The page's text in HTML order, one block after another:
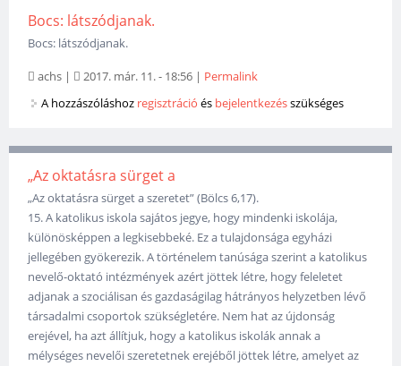
Bocs: látszódjanak.
Bocs: látszódjanak.
achs | 2017. már. 11. - 18:56 | Permalink
A hozzászóláshoz regisztráció és bejelentkezésszükséges
„Az oktatásra sürget a
„Az oktatásra sürget a szeretet” (Bölcs 6,17).
15. A katolikus iskola sajátos jegye, hogy mindenki iskolája,
különösképpen a legkisebbeké. Ez a tulajdonsága egyházi
jellegében gyökerezik. A történelem tanúsága szerint a katolikus
nevelő-oktató intézmények azért jöttek létre, hogy feleletet
adjanak a szociálisan és gazdaságilag hátrányos helyzetben lévő
társadalmi csoportok szükségletére. Nem hat az újdonság
erejével, ha azt állítjuk, hogy a katolikus iskolák annak a
mélységes nevelői szeretetnek erejéből jöttek létre, amelyet az